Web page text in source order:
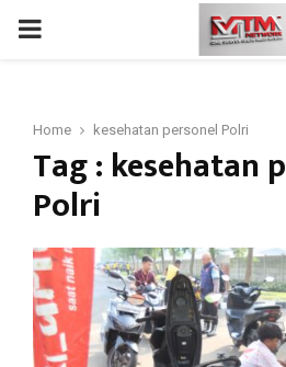
PRIMARY
Home kesehatan personel Polri
Tag : kesehatan
Polri